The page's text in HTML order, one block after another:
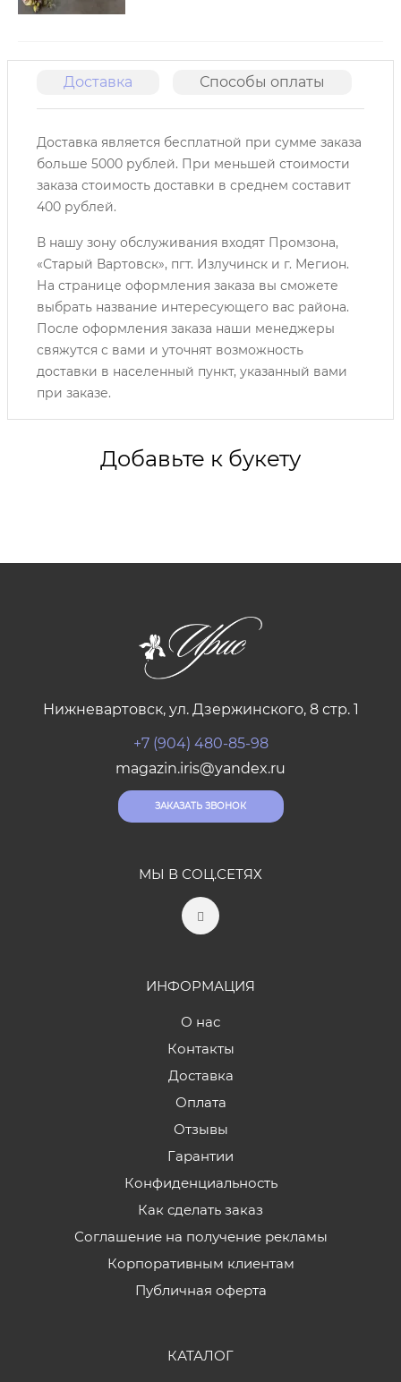
Доставка Способы оплаты
Доставка является бесплатной при сумме заказа
больше 5000 рублей. При меньшей стоимости
заказа стоимость доставки в среднем составит
400 рублей.
В нашу зону обслуживания входят Промзона,
«Старый Вартовск», пгт. Излучинск и г. Мегион.
На странице оформления заказа вы сможете
выбрать название интересующего вас района.
После оформления заказа наши менеджеры
свяжутся с вами и уточнят возможность
доставки в населенный пункт, указанный вами
при заказе.
Добавьте к букету
Нижневартовск, ул. Дзержинского, 8 стр. 1
+7 (904) 480-85-98
magazin.iris@yandex.ru
ЗАКАЗАТЬ ЗВОНОК
МЫ В СОЦ.СЕТЯХ
ИНФОРМАЦИЯ
О нас
Контакты
Доставка
Оплата
Отзывы
Гарантии
Конфиденциальность
Как сделать заказ
Соглашение на получение рекламы
Корпоративным клиентам
Публичная оферта
КАТАЛОГ